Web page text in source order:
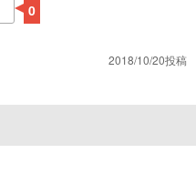
0
2018/10/20投稿